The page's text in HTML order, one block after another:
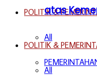
POLITIK &
All
atas
POLITIK &
All